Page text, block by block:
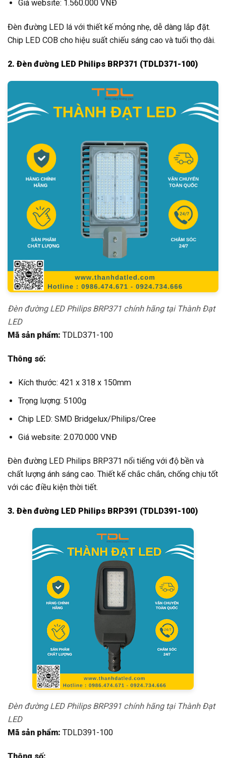
Giá website: 1.560.000 VNĐ
Đèn đường LED lá với thiết kế mỏng nhẹ, dễ dàng lắp đặt.
Chip LED COB cho hiệu suất chiếu sáng cao và tuổi thọ dài.
2. Đèn đường LED Philips BRP371 (TDLD371-100)
Đèn đường LED Philips BRP371 chính hãng tại Thành Đạt
LED
Mã sản phẩm: TDLD371-100
Thông số:
Kích thước: 421 x 318 x 150mm
Trọng lượng: 5100g
Chip LED: SMD Bridgelux/Philips/Cree
Giá website: 2.070.000 VNĐ
Đèn đường LED Philips BRP371 nổi tiếng với độ bền và
chất lượng ánh sáng cao. Thiết kế chắc chắn, chống chịu tốt
với các điều kiện thời tiết.
3. Đèn đường LED Philips BRP391 (TDLD391-100)
Đèn đường LED Philips BRP391 chính hãng tại Thành Đạt
LED
Mã sản phẩm: TDLD391-100